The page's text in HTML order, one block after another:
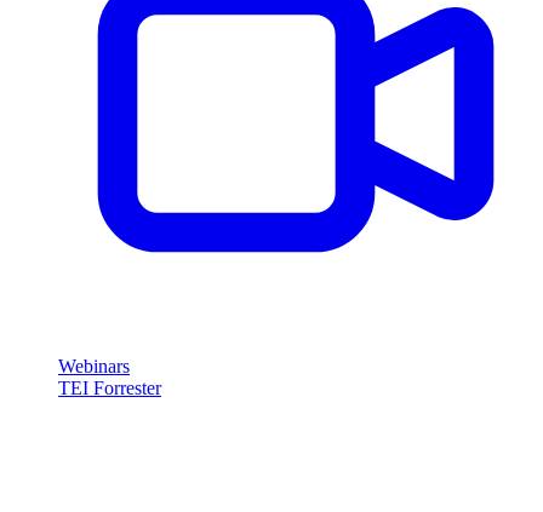
Webinars
TEI Forrester